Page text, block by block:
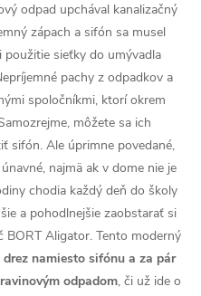
odpad upchával kanalizačný
zápach a sifón sa musel
sieťky do umývadla
pachy z odpadkov a
spoločníkmi, ktorí okrem
môžete sa ich
sifón. Ale úprimne povedané,
najmä ak v dome nie je
chodia každý deň do školy
a pohodlnejšie zaobstarať si
Aligator. Tento moderný
namiesto sifónu a za pár
odpadom, či už ide o